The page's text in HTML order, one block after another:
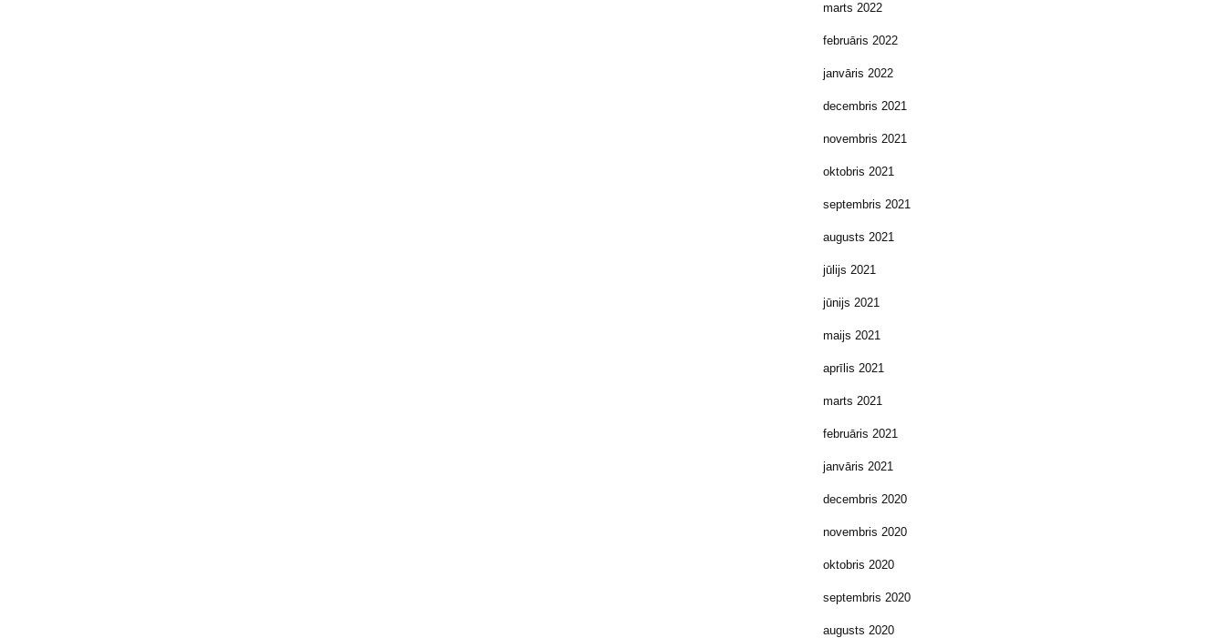
marts 2022
februāris 2022
janvāris 2022
decembris 2021
novembris 2021
oktobris 2021
septembris 2021
augusts 2021
jūlijs 2021
jūnijs 2021
maijs 2021
aprīlis 2021
marts 2021
februāris 2021
janvāris 2021
decembris 2020
novembris 2020
oktobris 2020
septembris 2020
augusts 2020